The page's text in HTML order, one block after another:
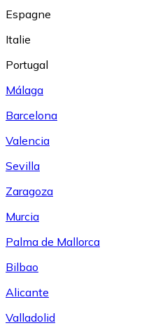
Espagne
Italie
Portugal
Málaga
Barcelona
Valencia
Sevilla
Zaragoza
Murcia
Palma de Mallorca
Bilbao
Alicante
Valladolid